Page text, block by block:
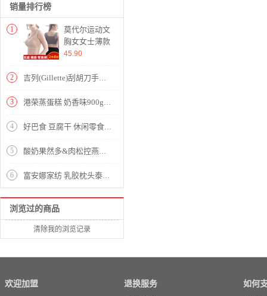
销量排行榜
1
莫代尔运动文
胸女女士薄款
无痕背心无钢
震跑步女性感
胸罩 肤色（2
M（适合100-
45.90
2 吉列(Gillette)刮胡刀手动剃须刀手动 锋速3经典 剃须刀片、架
3 港荣蒸蛋糕 奶香味900g/箱 饼干蛋糕 营养早餐食品 手撕面包口袋吐司 休闲零食小吃
4 好巴食 豆腐干 休闲零食 豆干素食 独立小包装多种口味混合装1000g
5 酸奶果然多&肉松控燕麦片组合装
6 富安娜家纺 乳胶枕头泰国原装进口 颈椎枕头芯天然乳胶 波浪曲线人体工学枕芯泰国立体57*37cm
浏览过的商品
清除我的浏览记录
欢迎加盟
退换服务
如何